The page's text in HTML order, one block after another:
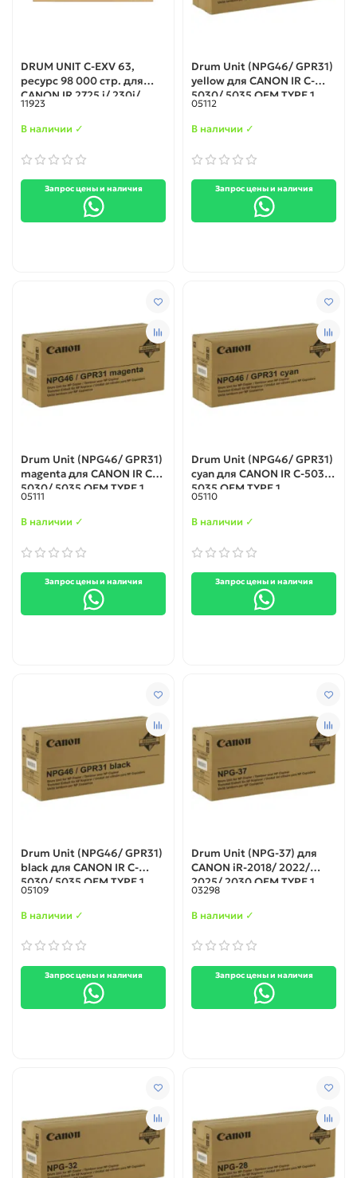
DRUM UNIT C-EXV 63,
ресурс 98 000 стр. для
CANON IR 2725 i/ 230i/
2745i/ 2945i/ 2930i/ 2925i
ОЕМ
11923
В наличии ✓
Запрос цены и наличия
Drum Unit (NPG46/ GPR31)
yellow для CANON IR C-
5030/ 5035 OEM TYPE 1
05112
В наличии ✓
Запрос цены и наличия
Drum Unit (NPG46/ GPR31)
magenta для CANON IR C-
5030/ 5035 OEM TYPE 1
05111
В наличии ✓
Запрос цены и наличия
Drum Unit (NPG46/ GPR31)
cyan для CANON IR C-5030/
5035 OEM TYPE 1
05110
В наличии ✓
Запрос цены и наличия
Drum Unit (NPG46/ GPR31)
black для CANON IR C-
5030/ 5035 OEM TYPE 1
05109
В наличии ✓
Запрос цены и наличия
Drum Unit (NPG-37) для
CANON iR-2018/ 2022/
2025/ 2030 OEM TYPE 1
03298
В наличии ✓
Запрос цены и наличия